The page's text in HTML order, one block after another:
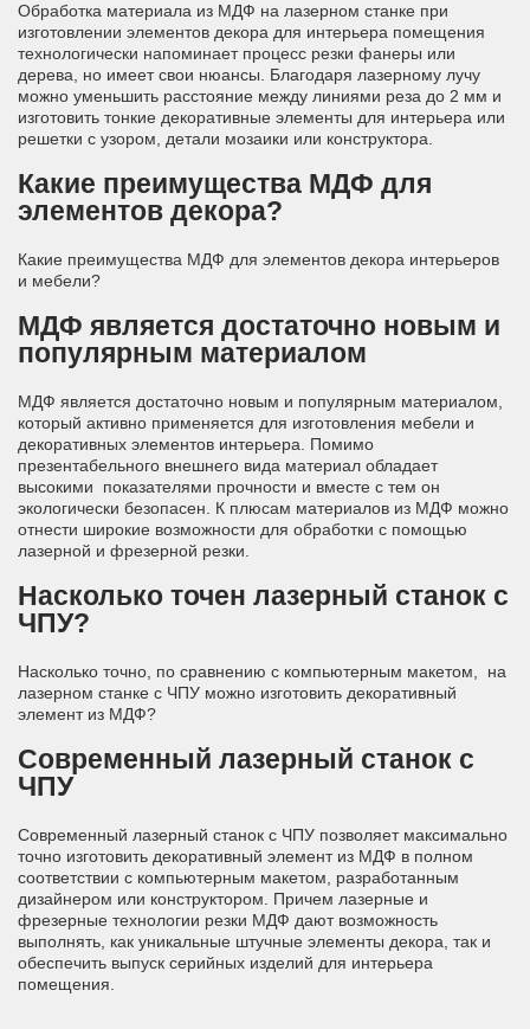
Обработка материала из МДФ на лазерном станке при
изготовлении элементов декора для интерьера помещения
технологически напоминает процесс резки фанеры или
дерева, но имеет свои нюансы. Благодаря лазерному лучу
можно уменьшить расстояние между линиями реза до 2 мм и
изготовить тонкие декоративные элементы для интерьера или
решетки с узором, детали мозаики или конструктора.
Какие преимущества МДФ для
элементов декора?
Какие преимущества МДФ для элементов декора интерьеров
и мебели?
МДФ является достаточно новым и
популярным материалом
МДФ является достаточно новым и популярным материалом,
который активно применяется для изготовления мебели и
декоративных элементов интерьера. Помимо
презентабельного внешнего вида материал обладает
высокими показателями прочности и вместе с тем он
экологически безопасен. К плюсам материалов из МДФ можно
отнести широкие возможности для обработки с помощью
лазерной и фрезерной резки.
Насколько точен лазерный станок с
ЧПУ?
Насколько точно, по сравнению с компьютерным макетом, на
лазерном станке с ЧПУ можно изготовить декоративный
элемент из МДФ?
Современный лазерный станок с
ЧПУ
Современный лазерный станок с ЧПУ позволяет максимально
точно изготовить декоративный элемент из МДФ в полном
соответствии с компьютерным макетом, разработанным
дизайнером или конструктором. Причем лазерные и
фрезерные технологии резки МДФ дают возможность
выполнять, как уникальные штучные элементы декора, так и
обеспечить выпуск серийных изделий для интерьера
помещения.